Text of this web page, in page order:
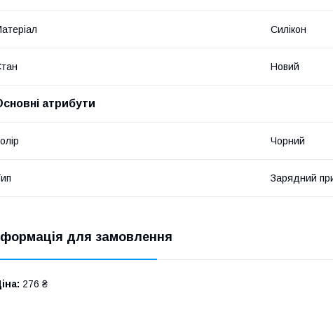
Силікон
Новий
атрибути
Чорний
Зарядний
для замовлення
276 ₴